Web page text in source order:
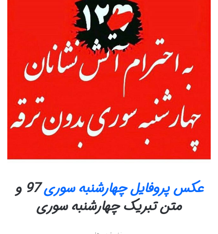
عکس پروفایل چهارشنبه سوری
97 و
متن تبریک چهارشنبه سوری